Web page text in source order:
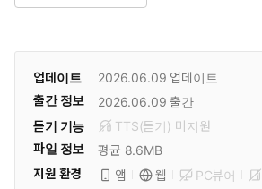
업데이트 2026.06.09 업데이트
출간 정보
2026.06.09 출간
듣기 기능
TTS(듣기) 미 지원
파일 정보
평균 8.6MB
지원 환경
앱 웹 PC뷰어